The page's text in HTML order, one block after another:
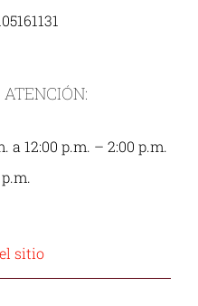
a 12:00 p.m. – 2:00 p.m.
sitio